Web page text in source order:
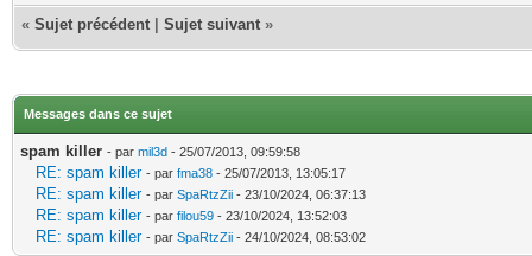
« Sujet précédent Sujet suivant »
Messages dans ce sujet
spam killer - par mil3d - 25/07/2013, 09:59:58
RE: spam killer - par fma38 - 25/07/2013, 13:05:17
RE: spam killer - par SpaRtzZii - 23/10/2024, 06:37:13
RE: spam killer - par filou59 - 23/10/2024, 13:52:03
RE: spam killer - par SpaRtzZii - 24/10/2024, 08:53:02